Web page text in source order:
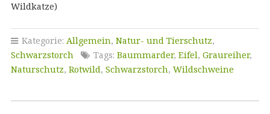
Wildkatze)
Kategorie: Allgemein, Natur- und Tierschutz,
Schwarzstorch
Tags: Baummarder, Eifel, Graureiher,
Naturschutz, Rotwild, Schwarzstorch, Wildschweine